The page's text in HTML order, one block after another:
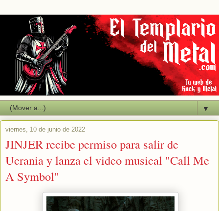
▼
viernes, 10 de junio de 2022
JINJER recibe permiso para salir de
Ucrania y lanza el video musical "Call Me
A Symbol"